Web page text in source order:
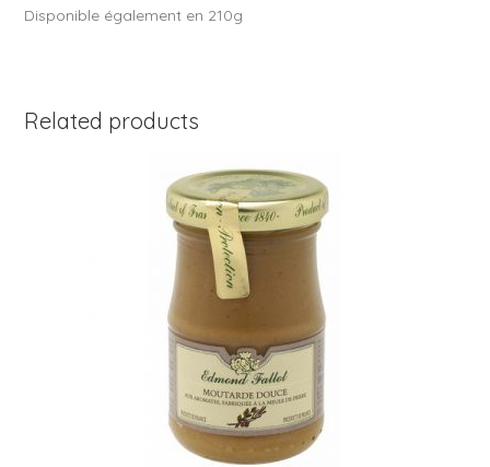
Disponible également en 210g
Related products